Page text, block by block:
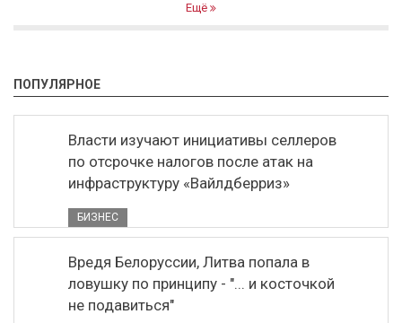
Ещё
ПОПУЛЯРНОЕ
Власти изучают инициативы селлеров
по отсрочке налогов после атак на
инфраструктуру «Вайлдберриз»
БИЗНЕС
Вредя Белоруссии, Литва попала в
ловушку по принципу - "... и косточкой
не подавиться"